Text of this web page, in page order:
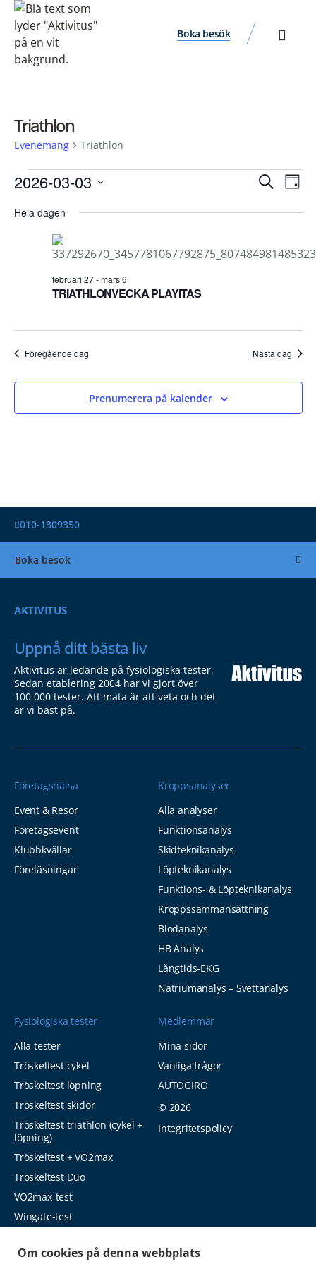
Om cookies på denna webbplats
Boka besök
Triathlon
Evenemang Triathlon
Views
Sök Dag
2026-03-03
datum.
Hela dagen
TRIATHLONVECKA PLAYITAS
februari 27-mars 6
Föregående dag Nästa dag
Prenumerera på kalender
010-1309350
Boka besök
AKTIVITUS
Uppnå ditt bästa liv
Aktivitus är ledande på fysiologiska tester.
Sedan etablering 2004 har vi gjort över
100 000 tester. Att mäta är att veta och det
är vi bäst på.
Företagshälsa
Event & Resor
Företagsevent
Klubbkvällar
Föreläsningar
Kroppsanalyser
Alla analyser
Funktionsanalys
Skidteknikanalys
Löpteknikanalys
Funktions- & Löpteknikanalys
Kroppssammansättning
Blodanalys
HB Analys
Långtids-EKG
Natriumanalys – Svettanalys
Fysiologiska tester
Alla tester
Tröskeltest cykel
Tröskeltest löpning
Tröskeltest skidor
Tröskeltest triathlon (cykel +
löpning)
Tröskeltest + VO2max
Tröskeltest Duo
VO2max-test
Wingate-test
Medlemmar
Mina sidor
Vanliga frågor
AUTOGIRO
© 2026
Integritetspolicy